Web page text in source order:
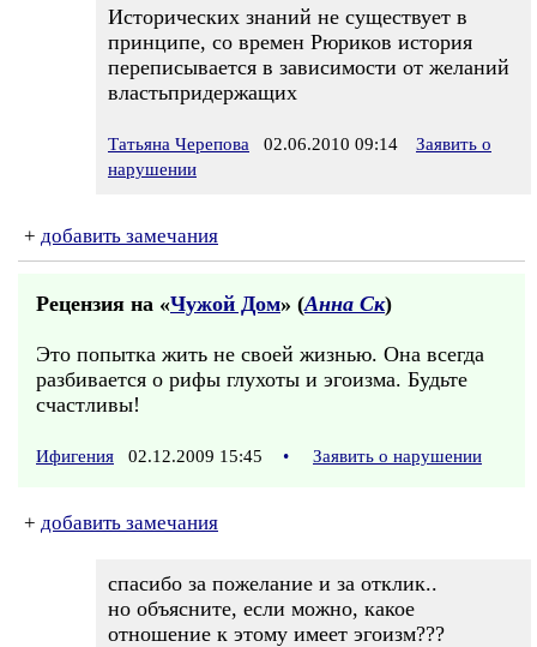
Исторических знаний не существует в
принципе, со времен Рюриков история
переписывается в зависимости от желаний
властьпридержащих
Татьяна Черепова 02.06.2010 09:14
Заявить о
нарушении
+ добавить замечания
Рецензия на «Чужой Дом» (Анна Ск)
Это попытка жить не своей жизнью. Она всегда
разбивается о рифы глухоты и эгоизма. Будьте
счастливы!
Ифигения 02.12.2009 15:45 • Заявить о нарушении
+ добавить замечания
спасибо за пожелание и за отклик..
но объясните, если можно, какое
отношение к этому имеет эгоизм???